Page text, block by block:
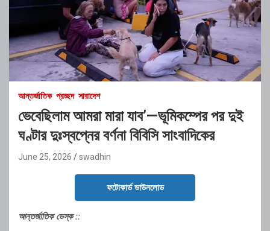
আন্তর্জাতিক প্রচ্ছদ সারাদেশ
ভেবেছিলাম আমরা মারা যাব’—ভূমিকম্পের পর দুই
ঘণ্টার দুঃস্বপ্নের বর্ণনা বিবিসি সাংবাদিকের
June 25, 2026 swadhin
ফটোকার্ড ডাউনলোড
আন্তর্জাতিক ডেস্ক ::